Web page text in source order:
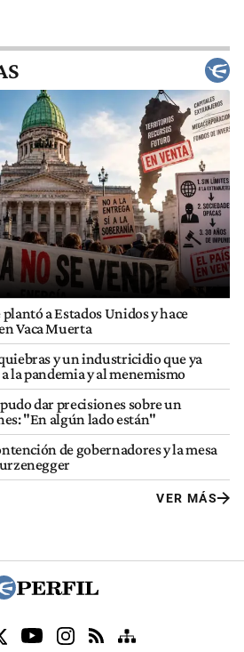
plantó a Estados Unidos y hace
Vaca Muerta
y un industricidio que ya
la pandemia y al menemismo
dar precisiones sobre un
"En algún lado están"
de gobernadores y la mesa
VER MÁS